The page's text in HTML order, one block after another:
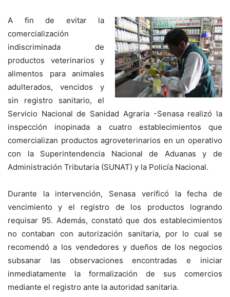
A fin de evitar la
comercialización
indiscriminada de
productos veterinarios y
alimentos para animales
adulterados, vencidos y
sin registro sanitario, el
Servicio Nacional de Sanidad Agraria -Senasa realizó la
inspección inopinada a cuatro establecimientos que
comercializan productos agroveterinarios en un operativo
con la Superintendencia Nacional de Aduanas y de
Administración Tributaria (SUNAT) y la Policía Nacional.
Durante la intervención, Senasa verificó la fecha de
vencimiento y el registro de los productos logrando
requisar 95. Además, constató que dos establecimientos
no contaban con autorización sanitaria, por lo cual se
recomendó a los vendedores y dueños de los negocios
subsanar las observaciones encontradas e iniciar
inmediatamente la formalización de sus comercios
mediante el registro ante la autoridad sanitaria.